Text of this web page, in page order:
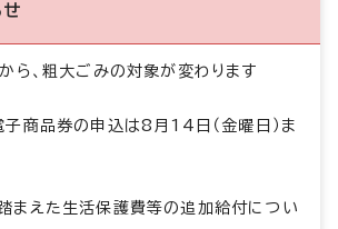
ら、粗大ごみの対象が変わります
子商品券の申込は8月14日（金曜日）ま
まえた生活保護費等の追加給付につい